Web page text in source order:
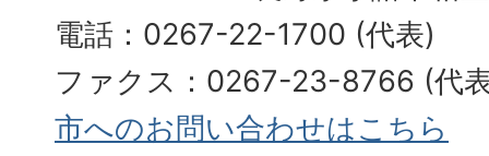
電話：0267-22-1700 (代表)
ファクス：0267-23-8766 (
市へのお問い合わせはこちら